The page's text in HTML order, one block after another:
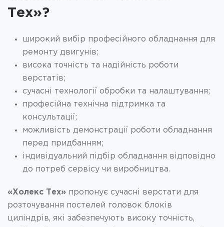
Тех»?
широкий вибір професійного обладнання для
ремонту двигунів;
висока точність та надійність роботи
верстатів;
сучасні технології обробки та налаштування;
професійна технічна підтримка та
консультації;
можливість демонстрації роботи обладнання
перед придбанням;
індивідуальний підбір обладнання відповідно
до потреб сервісу чи виробництва.
«Холекс Тех» пропонує сучасні верстати для
розточування постелей головок блоків
циліндрів, які забезпечують високу точність,